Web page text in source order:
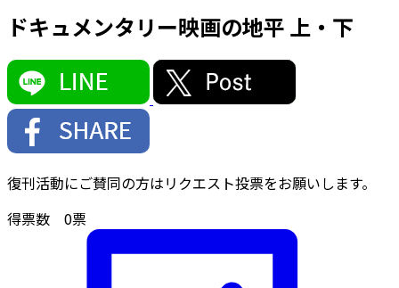
ドキュメンタリー映画の地平 上・下
復刊活動にご賛同の方はリクエスト投票をお願いします。
得票数 0票